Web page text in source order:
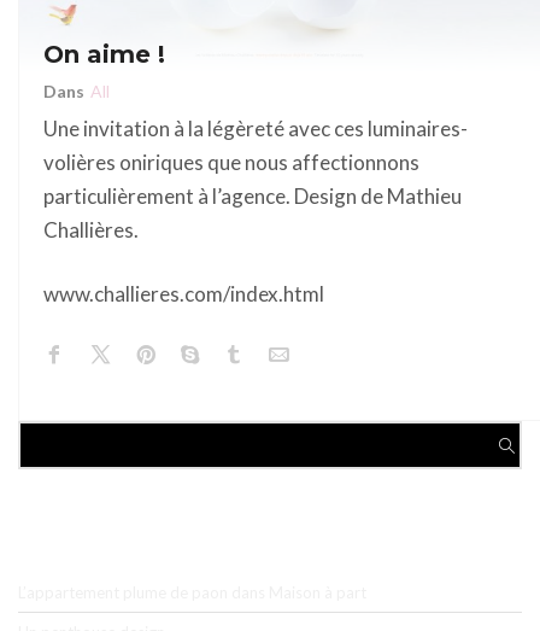
On aime !
Dans All
Une invitation à la légèreté avec ces luminaires-
volières oniriques que nous affectionnons
particulièrement à l’agence. Design de Mathieu
Challières.
www.challieres.com/index.html